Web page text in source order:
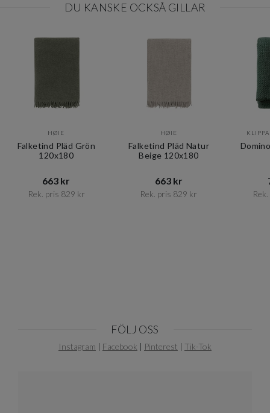
DU KANSKE OCKSÅ GILLAR
HØIE
Falketind Pläd Grön
120x180
663 kr​​
Rek. pris 829 kr​​
HØIE
Falketind Pläd Natur
Beige 120x180
663 kr​​
Rek. pris 829 kr​​
FÖLJ OSS
Instagram | Facebook | Pinterest | Tik-Tok